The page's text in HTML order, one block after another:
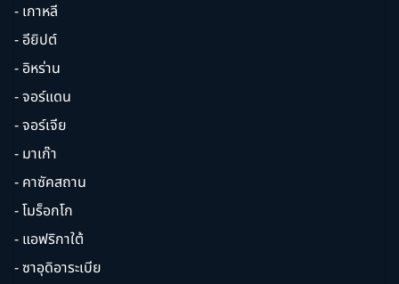
- เกาหลี
- อียิปต์
- อิหร่าน
- จอร์แดน
- จอร์เจีย
- มาเก๊า
- คาซัคสถาน
- โมร็อกโก
- แอฟริกาใต้
- ซาอุดิอาระเบีย